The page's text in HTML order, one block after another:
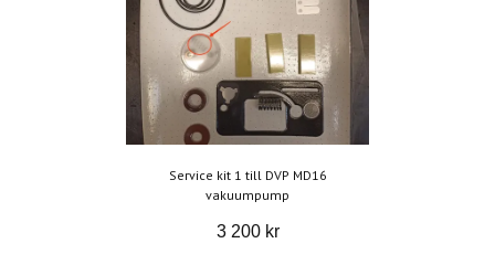
Service kit 1 till DVP MD16
vakuumpump
3 200 kr